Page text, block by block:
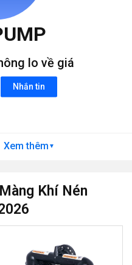
lo về giá
Nhắn tin
Xem thêm ▼
Khí Nén